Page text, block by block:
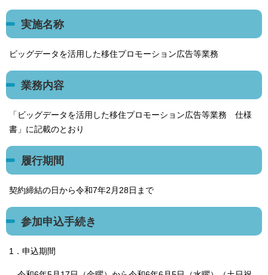
実施名称
ビッグデータを活用した移住プロモーション広告等業務
業務内容
「ビッグデータを活用した移住プロモーション広告等業務 仕様
書」に記載のとおり
履行期間
契約締結の日から令和7年2月28日まで
参加申込手続き
1．申込期間